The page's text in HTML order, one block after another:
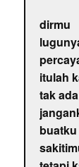
dirmu
itulah
tak